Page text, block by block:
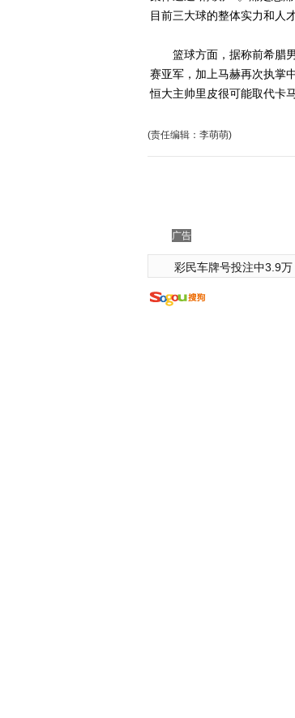
目前三大球的整体实力和人
篮球方面，据称前希腊男
赛亚军，加上马赫再次执掌
恒大主帅里皮很可能取代卡
(责任编辑：李萌萌)
广告
彩民车牌号投注中3.9万